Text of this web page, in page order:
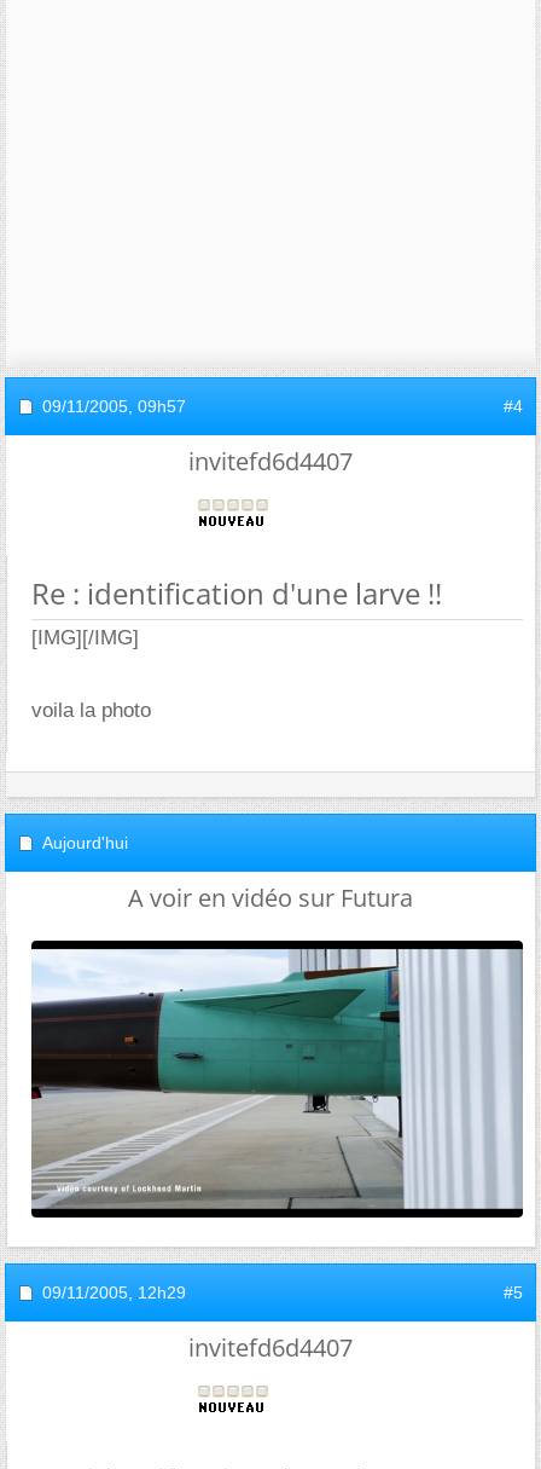
09/11/2005, 09h57 #4
invitefd6d4407
Re : identification d'une larve !!
[IMG][/IMG]
voila la photo
Aujourd'hui
A voir en vidéo sur Futura
09/11/2005, 12h29 #5
invitefd6d4407